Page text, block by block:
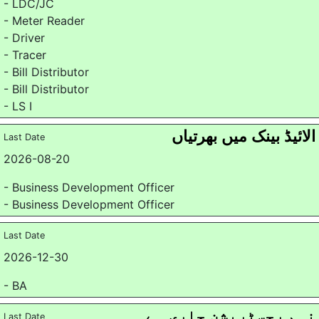
- LDC/JC
- Meter Reader
- Driver
- Tracer
- Bill Distributor
- Bill Distributor
- LS I
Last Date
2026-08-20
الائیڈ بینک میں بھرتیاں
- Business Development Officer
- Business Development Officer
Last Date
2026-12-30
- BA
Last Date